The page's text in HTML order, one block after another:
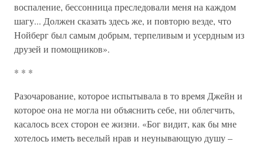
воспаление, бессонница преследовали меня на каждом
шагу... Должен сказать здесь же, и повторю везде, что
Нойберг был самым добрым, терпеливым и усердным из
друзей и помощников».
* * *
Разочарование, которое испытывала в то время Джейн и
которое она не могла ни объяснить себе, ни облегчить,
касалось всех сторон ее жизни. «Бог видит, как бы мне
хотелось иметь веселый нрав и неунывающую душу –